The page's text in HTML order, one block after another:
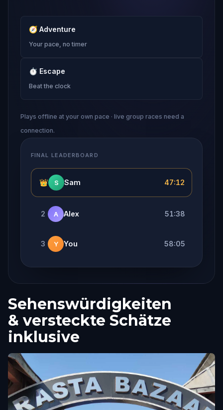
🧭 Adventure
Your pace, no timer
⏱ Escape
Beat the clock
Plays offline at your own pace · live group races need a
connection.
FINAL LEADERBOARD
👑 S Sam 47:12
2 A Alex 51:38
3 Y You 58:05
Sehenswürdigkeiten
& versteckte Schätze
inklusive